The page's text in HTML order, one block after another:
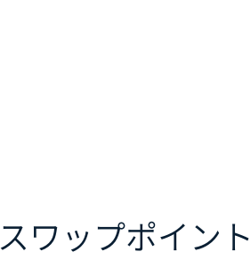
スワップポイント